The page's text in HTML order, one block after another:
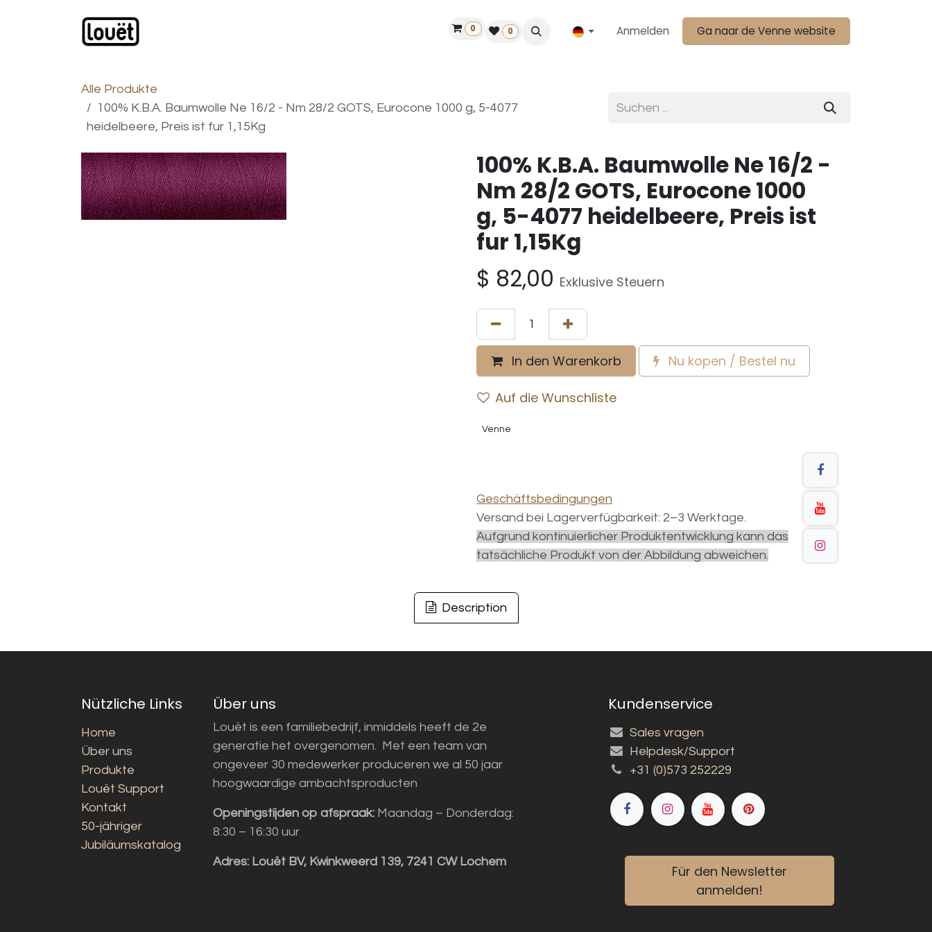
Finde einen Händler
0 0 Anmelden Ga naar de Venne website
Alle Produkte
100% K.B.A. Baumwolle Ne 16/2 - Nm 28/2 GOTS, Eurocone 1000 g, 5-4077
heidelbeere, Preis ist fur 1,15Kg
100% K.B.A. Baumwolle Ne 16/2 -
Nm 28/2 GOTS, Eurocone 1000
g, 5-4077 heidelbeere, Preis ist
fur 1,15Kg
$ 82,00 Exklusive Steuern
In den Warenkorb Nu kopen / Bestel nu
Auf die Wunschliste
Venne
Geschäftsbedingungen
Versand bei Lagerverfügbarkeit: 2–3 Werktage.
Aufgrund kontinuierlicher Produktentwicklung kann das
tatsächliche Produkt von der Abbildung abweichen.
Description
Nützliche Links
Home
Über uns
Produkte
Louët Support
Kontakt
50-jähriger
Jubiläumskatalog
Über uns
Louët is een familiebedrijf, inmiddels heeft de 2e
generatie het overgenomen. Met een team van
ongeveer 30 medewerker produceren we al 50 jaar
hoogwaardige ambachtsproducten
Openingstijden op afspraak: Maandag – Donderdag:
8:30 – 16:30 uur
Adres: Louët BV, Kwinkweerd 139, 7241 CW Lochem
Kundenservice
Sales vragen
Helpdesk/Support
+31 (0)573 252229
Für den Newsletter
anmelden!